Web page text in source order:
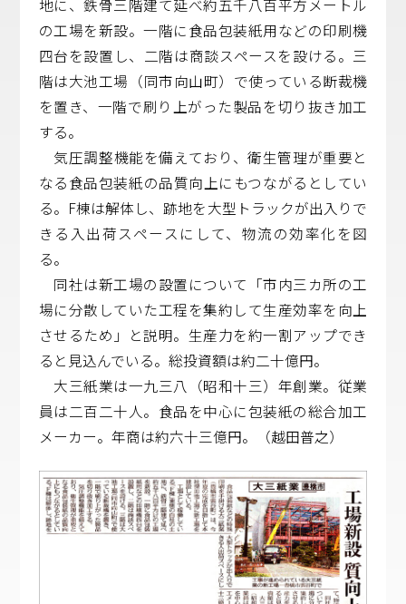
地に、鉄骨三階建て延べ約五千八百平方メートル
の工場を新設。一階に食品包装紙用などの印刷機
四台を設置し、二階は商談スペースを設ける。三
階は大池工場（同市向山町）で使っている断裁機
を置き、一階で刷り上がった製品を切り抜き加工
する。
気圧調整機能を備えており、衛生管理が重要と
なる食品包装紙の品質向上にもつながるとしてい
る。F棟は解体し、跡地を大型トラックが出入りで
きる入出荷スペースにして、物流の効率化を図
る。
同社は新工場の設置について「市内三カ所の工
場に分散していた工程を集約して生産効率を向上
させるため」と説明。生産力を約一割アップでき
ると見込んでいる。総投資額は約二十億円。
大三紙業は一九三八（昭和十三）年創業。従業
員は二百二十人。食品を中心に包装紙の総合加工
メーカー。年商は約六十三億円。（越田普之）